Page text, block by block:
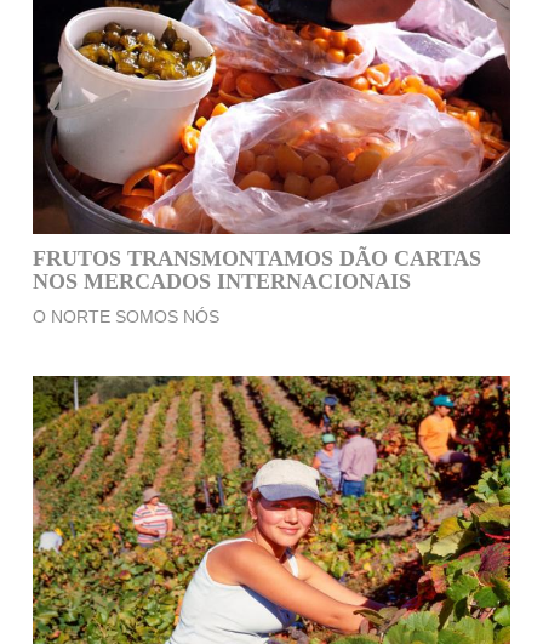
FRUTOS TRANSMONTAMOS DÃO CARTAS
NOS MERCADOS INTERNACIONAIS
O NORTE SOMOS NÓS